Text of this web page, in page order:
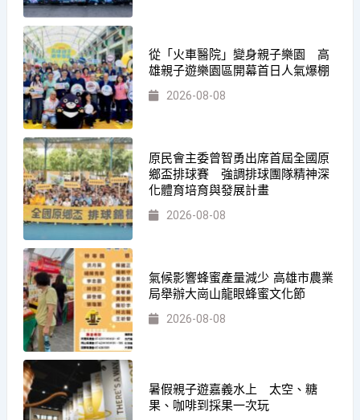
從「火車醫院」變身親子樂園 高
雄親子遊樂園區開幕首日人氣爆棚
2026-08-08
原民會主委曾智勇出席首屆全國原
鄉盃排球賽 強調排球團隊精神深
化體育培育與發展計畫
2026-08-08
氣候影響蜂蜜產量減少 高雄市農業
局舉辦大崗山龍眼蜂蜜文化節
2026-08-08
暑假親子遊嘉義水上 太空、糖
果、咖啡到採果一次玩